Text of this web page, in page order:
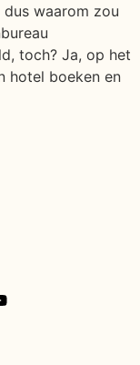
waarom zou
toch? Ja, op het
hotel boeken en